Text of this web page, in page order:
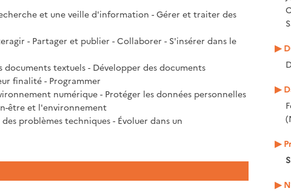
et une veille d'information - Gérer et traiter des
- Partager et publier - Collaborer - S'insérer dans le
textuels - Développer des documents
finalité - Programmer
numérique - Protéger les données personnelles
être et l'environnement
problèmes techniques - Évoluer dans un